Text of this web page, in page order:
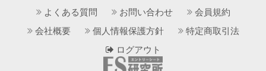
よくある質問 お問い合わせ
会員規約
会社概要
個人情報保護方針
特定商取引法
ログアウト